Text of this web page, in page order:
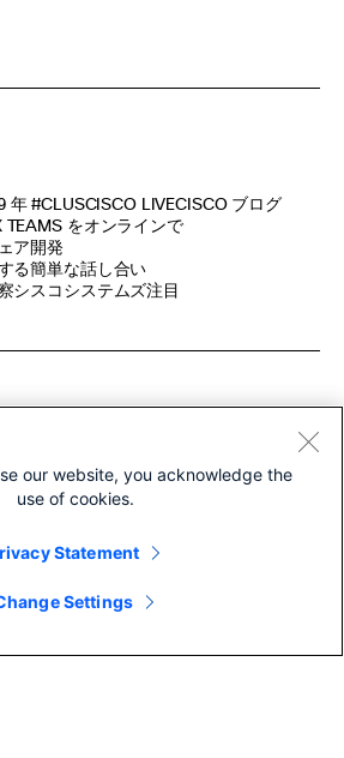
年 #CLUSCISCO LIVECISCO ブログ
TEAMS をオンラインで
ア開発
る簡単な話し合い
シスコシステムズ注目
our website, you acknowledge the
use of cookies.
Statement
Settings